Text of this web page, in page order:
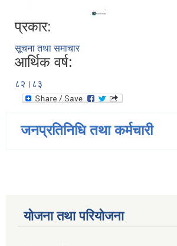
प्रकार:
सूचना तथा समाचार
आर्थिक वर्ष:
८२।८३
जनप्रतिनिधि तथा कर्मचारी
योजना तथा परियोजना